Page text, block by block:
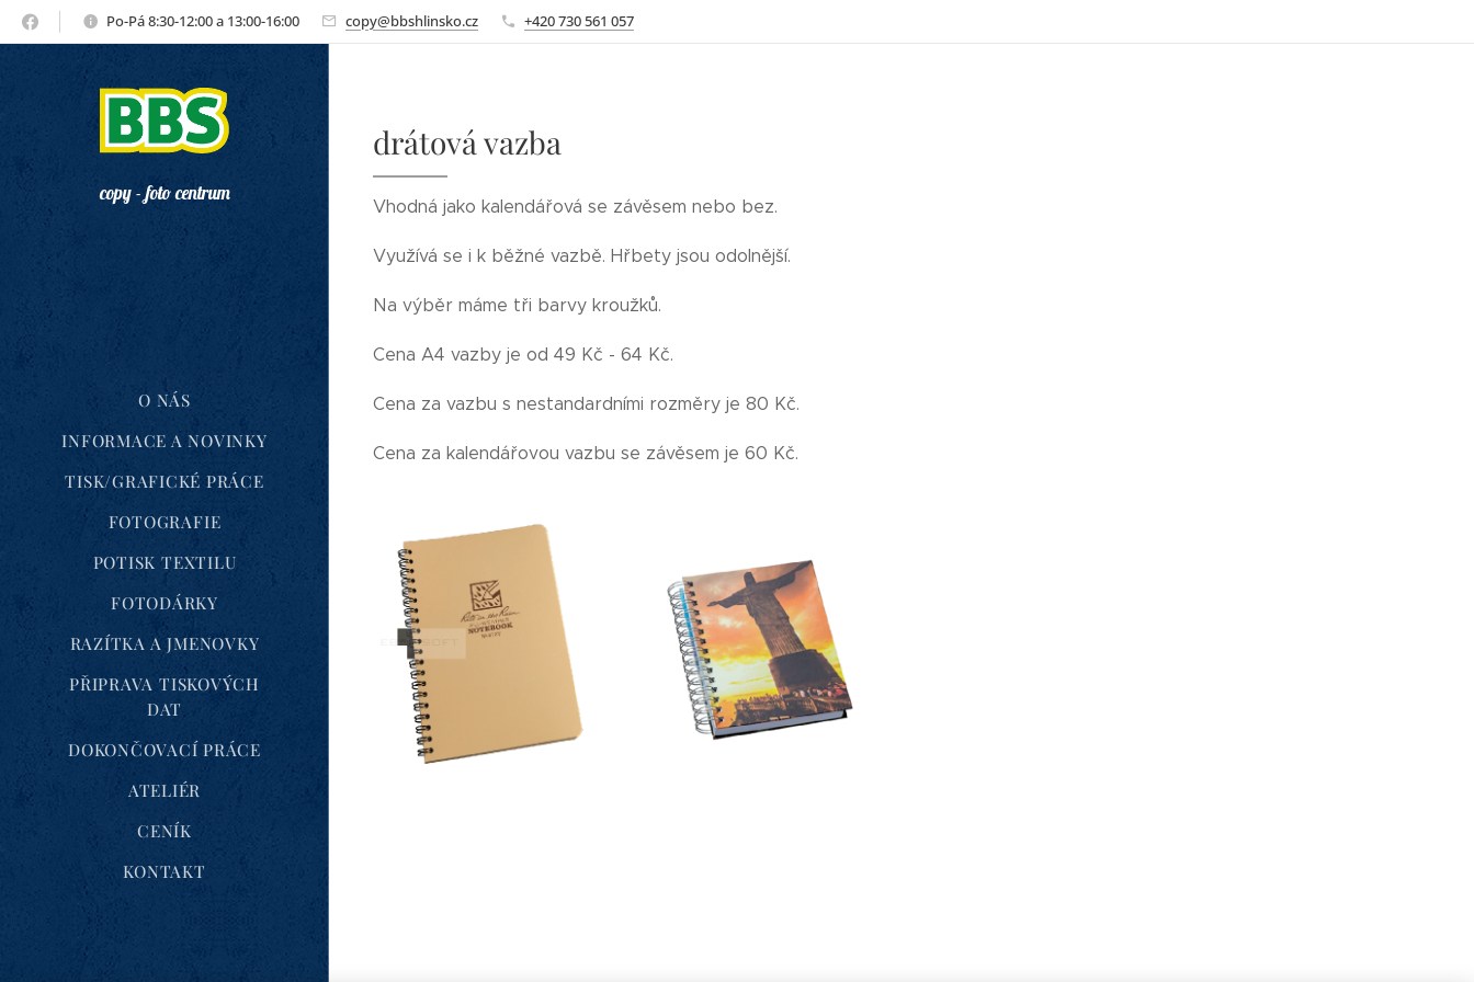
Po-Pá 8:30-12:00 a 13:00-16:00 copy@bbshlinsko.cz +420 730 561 057
copy - foto centrum
O NÁS
INFORMACE A NOVINKY
TISK/GRAFICKÉ PRÁCE
FOTOGRAFIE
POTISK TEXTILU
FOTODÁRKY
RAZÍTKA A JMENOVKY
PŘIPRAVA TISKOVÝCH
DAT
DOKONČOVACÍ PRÁCE
ATELIÉR
CENÍK
KONTAKT
drátová vazba
Vhodná jako kalendářová se závěsem nebo bez.
Využívá se i k běžné vazbě. Hřbety jsou odolnější.
Na výběr máme tři barvy kroužků.
Cena A4 vazby je od 49 Kč - 64 Kč.
Cena za vazbu s nestandardními rozměry je 80 Kč.
Cena za kalendářovou vazbu se závěsem je 60 Kč.